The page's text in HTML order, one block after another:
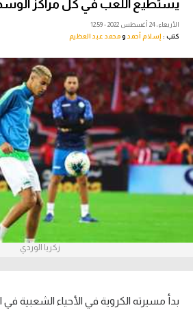
فانتازي في الجول
فيديوهات
عدسات
ركن الألعاب
يستطيع اللعب في كل مراكز
الأربعاء، 24 أغسطس 2022 - 12:59
كتب : إسلام أحمد ومحمد عبد العظيم
زكريا الوردي
بدأ مسيرته الكروية في الأحياء الشعبية في